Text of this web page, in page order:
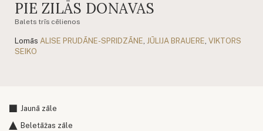
PIE ZILĀS DONAVAS
Balets trīs cēlienos
Lomās ALISE PRUDĀNE-SPRIDZĀNE JŪLIJA BRAUERE VIKTORS
SEIKO
Jaunā zāle
Beletāžas zāle